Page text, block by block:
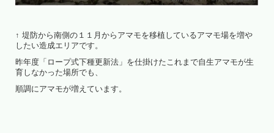
↑ 堤防から南側の１１月からアマモを移植しているアマモ場を増や
したい造成エリアです。
昨年度「ロープ式下種更新法」を仕掛けたこれまで自生アマモが生
育しなかった場所でも、
順調にアマモが増えています。